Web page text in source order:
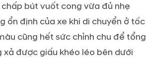
bút vuốt cong vừa đủ nhẹ
ổn định của xe khi di chuyển ở tốc
cũng hết sức chỉnh chu để tổng
xả được giấu khéo léo bên dưới